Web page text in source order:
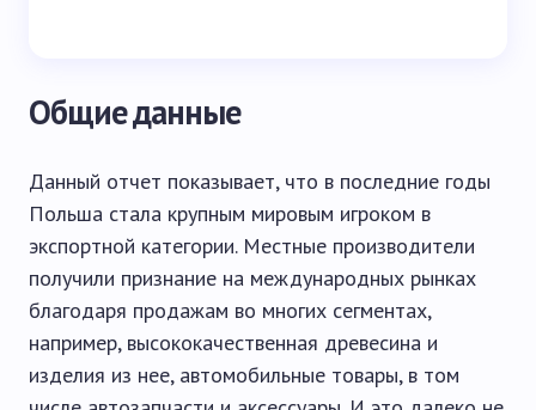
Общие данные
Данный отчет показывает, что в последние годы
Польша стала крупным мировым игроком в
экспортной категории. Местные производители
получили признание на международных рынках
благодаря продажам во многих сегментах,
например, высококачественная древесина и
изделия из нее, автомобильные товары, в том